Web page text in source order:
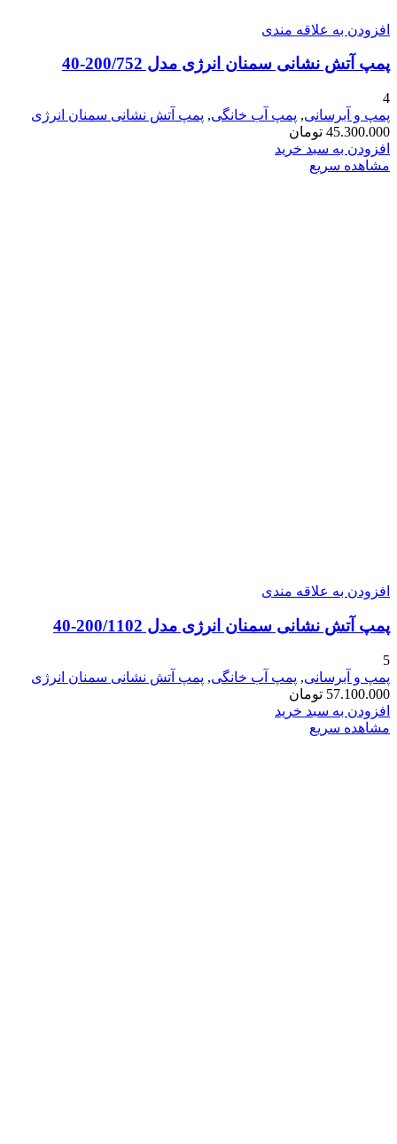
افزودن به علاقه مندی
پمپ آتش نشانی سمنان انرژی مدل 200/752-40
4
پمپ و آبرسانی, پمپ آب خانگی, پمپ آتش نشانی سمنان انرژی
45.300.000 تومان
افزودن به سبد خرید
مشاهده سریع
افزودن به علاقه مندی
پمپ آتش نشانی سمنان انرژی مدل 200/1102-40
5
پمپ و آبرسانی, پمپ آب خانگی, پمپ آتش نشانی سمنان انرژی
57.100.000 تومان
افزودن به سبد خرید
مشاهده سریع